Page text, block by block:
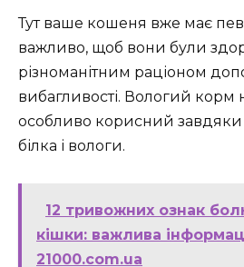
Тут ваше кошеня вже має
важливо, щоб вони були
різноманітним раціоном
вибагливості. Вологий корм
особливо корисний завдяки
білка і вологи.
12 тривожних ознак
кішки: важлива
21000.com.ua